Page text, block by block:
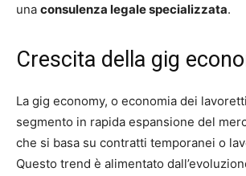
una consulenza legale specializzata.
Crescita della gig
La gig economy, o economia dei
segmento in rapida espansione del
che si basa su contratti temporanei o
Questo trend è alimentato